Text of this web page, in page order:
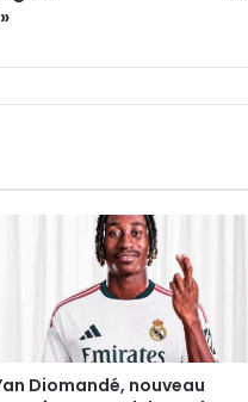
Diomandé, nouveau